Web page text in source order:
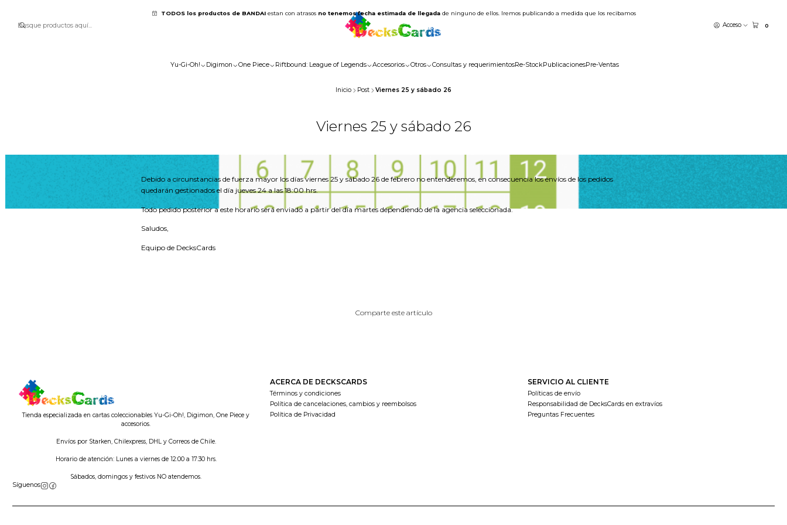
Acceso 0
Yu-Gi-Oh! Digimon One Piece Riftbound: League of Legends Accesorios Otros Consultas y requerimientosRe-StockPublicacionesPre-Ventas
TODOS los productos de BANDAI estan con atrasos no tenemos fecha estimada de llegadade ninguno de ellos. Iremos publicando a medida que los recibamos
Inicio Post Viernes 25 y sábado 26
Viernes 25 y sábado 26
Debido a circunstancias de fuerza mayor los días viernes 25 y sábado 26 de febrero no entenderemos, en consecuencia los envíos de los pedidos
quedarán gestionados el día jueves 24 a las 18:00 hrs.
Todo pedido posterior a este horario será enviado a partir del día martes dependiendo de la agencia seleccionada.
Saludos,
Equipo de DecksCards
Comparte este artículo
Tienda especializada en cartas coleccionables Yu-Gi-Oh!, Digimon, One Piece y
accesorios.
Envíos por Starken, Chilexpress, DHL y Correos de Chile.
Horario de atención: Lunes a viernes de 12:00 a 17:30 hrs.
Sábados, domingos y festivos NO atendemos.
Síguenos
ACERCA DE DECKSCARDS
Términos y condiciones
Política de cancelaciones, cambios y reembolsos
Política de Privacidad
SERVICIO AL CLIENTE
Políticas de envío
Responsabilidad de DecksCards en extravíos
Preguntas Frecuentes